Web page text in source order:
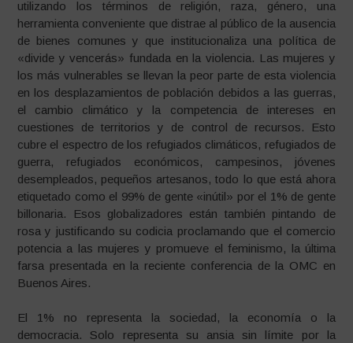
utilizando los términos de religión, raza, género, una
herramienta conveniente que distrae al público de la ausencia
de bienes comunes y que institucionaliza una política de
«divide y vencerás» fundada en la violencia. Las mujeres y
los más vulnerables se llevan la peor parte de esta violencia
en los desplazamientos de población debidos a las guerras,
el cambio climático y la competencia de intereses en
cuestiones de territorios y de control de recursos. Esto
cubre el espectro de los refugiados climáticos, refugiados de
guerra, refugiados económicos, campesinos, jóvenes
desempleados, pequeños artesanos, todo lo que está ahora
etiquetado como el 99% de gente «inútil» por el 1% de gente
billonaria. Esos globalizadores están también pintando de
rosa y justificando su codicia proclamando que el comercio
potencia a las mujeres y promueve el feminismo, la última
farsa presentada en la reciente conferencia de la OMC en
Buenos Aires.
El 1% no representa la sociedad, la economía o la
democracia. Solo representa su ansia sin límite por la